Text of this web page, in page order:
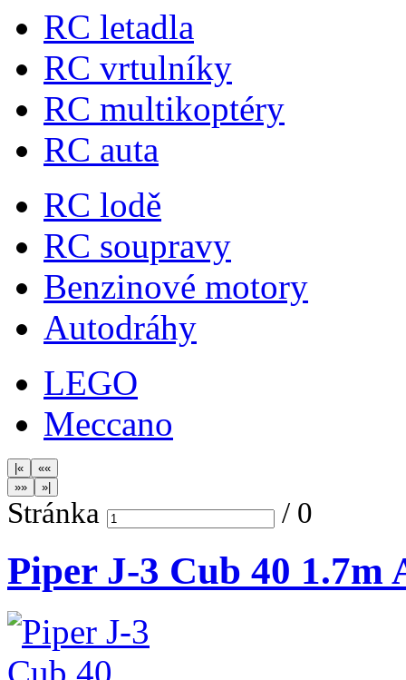
RC letadla
RC vrtulníky
RC multikoptéry
RC auta
RC lodě
RC soupravy
Benzinové motory
Autodráhy
LEGO
Meccano
Stránka / 0
Piper J-3 Cub 40 1.7m